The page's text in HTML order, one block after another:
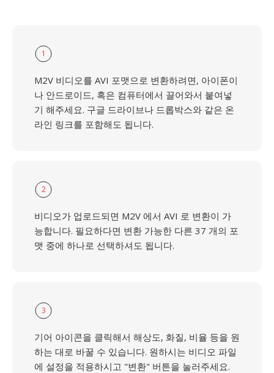
1
M2V 비디오를 AVI 포맷으로 변환하려면, 아이폰이
나 안드로이드, 혹은 컴퓨터에서 끌어와서 붙여넣
기 해주세요. 구글 드라이브나 드롭박스와 같은 온
라인 링크를 포함해도 됩니다.
2
비디오가 업로드되면 M2V 에서 AVI 로 변환이 가
능합니다. 필요하다면 변환 가능한 다른 37 개의 포
맷 중에 하나로 선택하셔도 됩니다.
3
기어 아이콘을 클릭해서 해상도, 화질, 비율 등을 원
하는 대로 바꿀 수 있습니다. 원하시는 비디오 파일
에 설정을 적용하시고 "변환" 버튼을 눌러주세요.